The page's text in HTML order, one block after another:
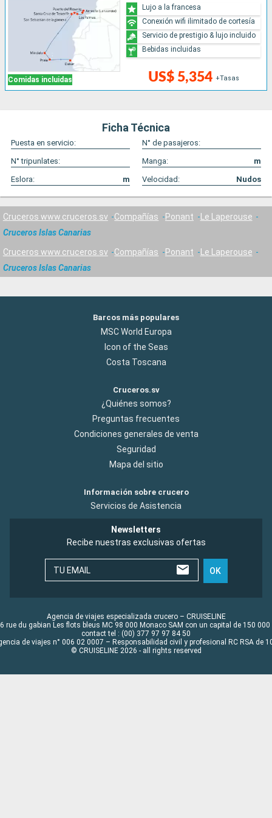
Comidas incluidas US$ 5,354 +Tasas
Lujo a la francesa
Conexión wifi ilimitado de cortesía
Servicio de prestigio & lujo incluido
Bebidas incluidas
Ficha Técnica
Puesta en servicio:
N° de pasajeros:
N° tripunlates:
Manga:
m
Eslora:
m Velocidad: Nudos
Cruceros www.cruceros.sv Compañías Ponant
Le Laperouse
Cruceros Islas Canarias
Cruceros www.cruceros.sv Compañías Ponant
Le Laperouse
Cruceros Islas Canarias
Barcos más populares
MSC World Europa
Icon of the Seas
Costa Toscana
Cruceros.sv
¿Quiénes somos?
Preguntas frecuentes
Condiciones generales de venta
Seguridad
Mapa del sitio
Información sobre crucero
Servicios de Asistencia
Newsletters
Recibe nuestras exclusivas ofertas
TU EMAIL OK
Agencia de viajes especializada crucero – CRUISELINE
rue du gabian Les flots bleus MC 98 000 Monaco SAM con un capital de 150 000
contact tel : (00) 377 97 97 84 50
de viajes n° 006 02 0007 – Responsabilidad civil y profesional RC RSA de
© CRUISELINE 2026 - all rights reserved